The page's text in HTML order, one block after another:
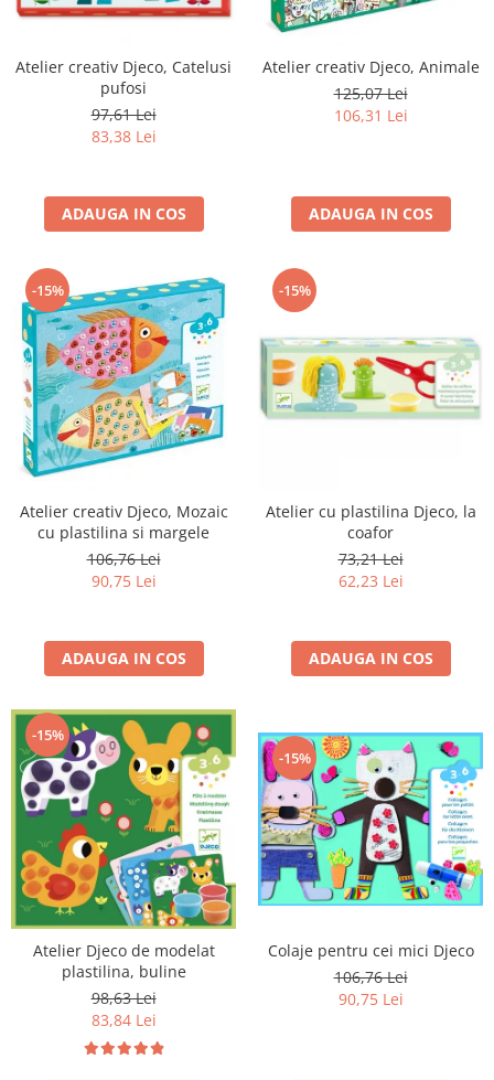
Atelier creativ Djeco, Catelusi
pufosi
97,61 Lei
83,38 Lei
ADAUGA IN COS
Atelier creativ Djeco, Animale
125,07 Lei
106,31 Lei
ADAUGA IN COS
-15%
Atelier creativ Djeco, Mozaic
cu plastilina si margele
106,76 Lei
90,75 Lei
ADAUGA IN COS
-15%
Atelier cu plastilina Djeco, la
coafor
73,21 Lei
62,23 Lei
ADAUGA IN COS
-15%
Atelier Djeco de modelat
plastilina, buline
98,63 Lei
83,84 Lei
-15%
Colaje pentru cei mici Djeco
106,76 Lei
90,75 Lei